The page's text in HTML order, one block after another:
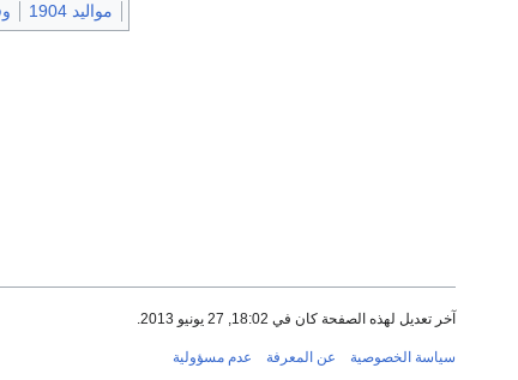
مواليد 1904
آخر تعديل لهذه الصفحة كان في 18:02, 27 يونيو 2013.
سياسة الخصوصية عن المعرفة عدم مسؤولية